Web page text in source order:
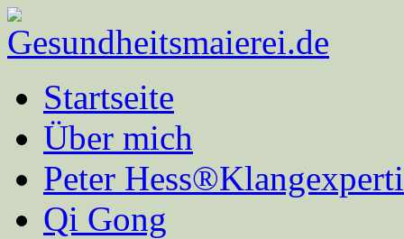
Startseite
Über mich
Peter
Qi Gong